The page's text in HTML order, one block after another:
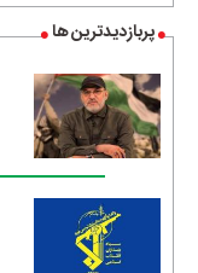
پربازدیدترین ها